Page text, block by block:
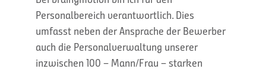
Personalbereich verantwortlich. Dies
umfasst neben der Ansprache der Bewerber
auch die Personalverwaltung unserer
inzwischen 100 – Mann/Frau – starken